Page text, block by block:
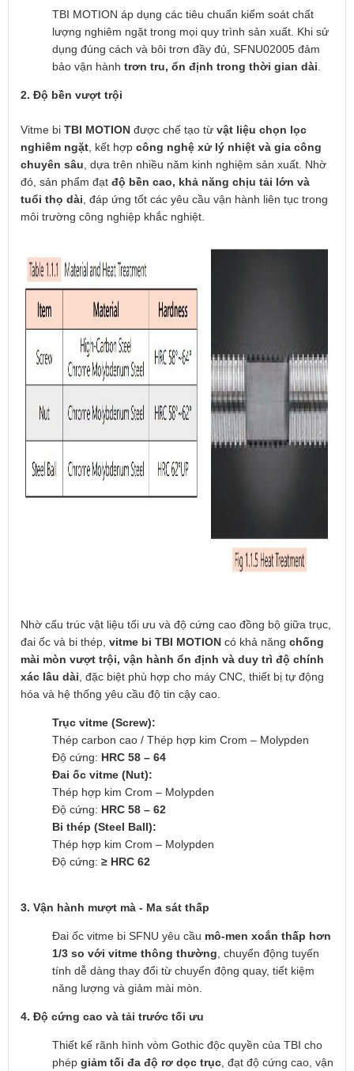
TBI MOTION áp dụng các tiêu chuẩn kiểm soát chất
lượng nghiêm ngặt trong mọi quy trình sản xuất. Khi sử
dụng đúng cách và bôi trơn đầy đủ, SFNU02005 đảm
bảo vận hành trơn tru, ổn định trong thời gian dài
2. Độ bền vượt trội
Vitme bi TBI MOTION được chế tạo từ vật liệu chọn lọc
nghiêm ngặt , kết hợp công nghệ xử lý nhiệt và gia công
chuyên sâu , dựa trên nhiều năm kinh nghiệm sản xuất. Nhờ
đó, sản phẩm đạt độ bền cao, khả năng chịu tải lớn và
tuổi thọ dài , đáp ứng tốt các yêu cầu vận hành liên tục trong
môi trường công nghiệp khắc nghiệt.
Nhờ cấu trúc vật liệu tối ưu và độ cứng cao đồng bộ giữa trục,
đai ốc và bi thép, vitme bi TBI MOTION có khả năng chống
mài mòn vượt trội, vận hành ổn định và duy trì độ chính
xác lâu dài , đặc biệt phù hợp cho máy CNC, thiết bị tự động
hóa và hệ thống yêu cầu độ tin cậy cao.
Trục vitme (Screw):
Thép carbon cao / Thép hợp kim Crom – Molypden
Độ cứng: HRC 58 – 64
Đai ốc vitme (Nut):
Thép hợp kim Crom – Molypden
Độ cứng: HRC 58 – 62
Bi thép (Steel Ball):
Thép hợp kim Crom – Molypden
Độ cứng: ≥ HRC 62
3. Vận hành mượt mà - Ma sát thấp
Đai ốc vitme bi SFNU yêu cầu mô-men xoắn thấp hơn
1/3 so với vitme thông thường , chuyển động tuyến
tính dễ dàng thay đổi từ chuyển động quay, tiết kiệm
năng lượng và giảm mài mòn.
4. Độ cứng cao và tải trước tối ưu
Thiết kế rãnh hình vòm Gothic độc quyền của TBI cho
phép giảm tối đa độ rơ dọc trục , đạt độ cứng cao, vận